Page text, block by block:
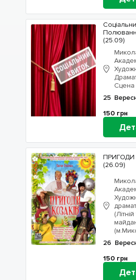
(25.09)
Сцена
25
150 грн
ПРИГОДИ
(26.09)
26
150 грн